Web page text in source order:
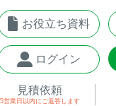
お役立ち資料
ログイン
見積依頼
5営業日以内 にご返答します